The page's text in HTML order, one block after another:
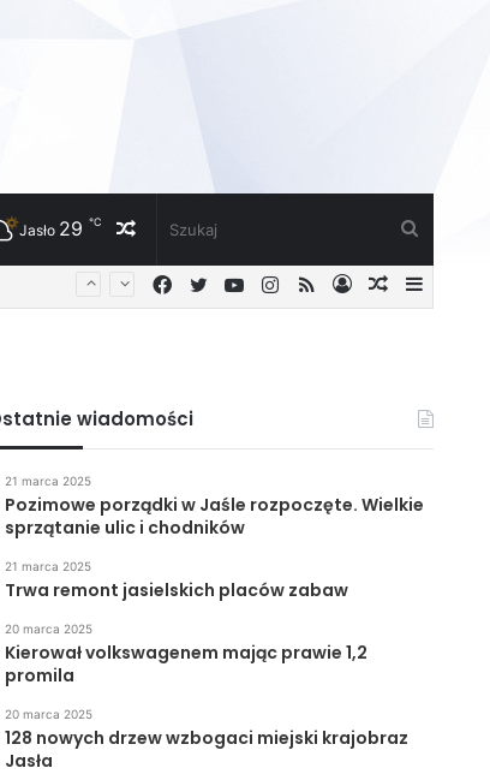
Losowy
artykuł
Jasło 29 ℃
Losowy
Zaloguj
RSS
Instagram
YouTube
Twitter
Facebook
wiadomości
21 marca 2025
Pozimowe porządki w Jaśle rozpoczęte. Wielkie
sprzątanie ulic i chodników
21 marca 2025
Trwa remont jasielskich placów zabaw
20 marca 2025
Kierował volkswagenem mając prawie 1,2
promila
20 marca 2025
128 nowych drzew wzbogaci miejski krajobraz
Jasła